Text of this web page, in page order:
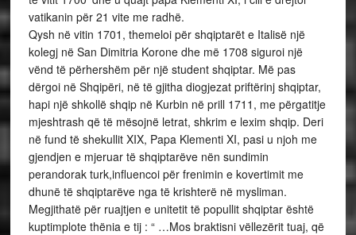
vatikanin për 21 vite me radhë.
Qysh në vitin 1701, themeloi për shqiptarët e Italisë një
kolegj në San Dimitria Korone dhe më 1708 siguroi një
vënd të përhershëm për një student shqiptar. Më pas
dërgoi në Shqipëri, në të gjitha diogjezat priftërinj shqiptar,
hapi një shkollë shqip në Kurbin në prill 1711, me përgatitje
mjeshtrash që të mësojnë letrat, shkrim e lexim shqip. Deri
në fund të shekullit XIX, Papa Klementi XI, pasi u njoh me
gjendjen e mjeruar të shqiptarëve nën sundimin
perandorak turk,influencoi për frenimin e kovertimit me
dhunë të shqiptarëve nga të krishterë në mysliman.
Megjithatë për ruajtjen e unitetit të popullit shqiptar është
kuptimplote thënia e tij : “ …Mos braktisni vëllezërit tuaj, që